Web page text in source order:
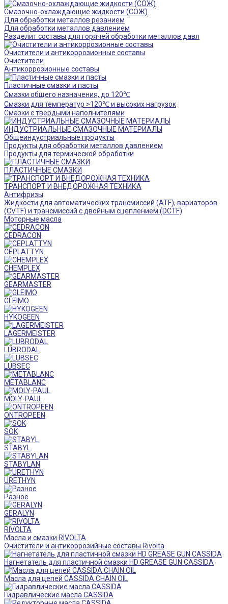
Смазочно-охлаждающие жидкости (СОЖ)
Для обработки металлов резанием
Для обработки металлов давлением
Разделит составы для горячей обработки металлов давл
Очистители и антикоррозионные составы
Очистители
Антикоррозионные составы
Пластичные смазки и пасты
Смазки общего назначения, до 120℃
Смазки для температур >120℃ и высоких нагрузок
Смазки с твердыми наполнителями
ИНДУСТРИАЛЬНЫЕ СМАЗОЧНЫЕ МАТЕРИАЛЫ
Общеиндустриальные продукты
Продукты для обработки металлов давлением
Продукты для термической обработки
ПЛАСТИЧНЫЕ СМАЗКИ
ТРАНСПОРТ И ВНЕДОРОЖНАЯ ТЕХНИКА
Антифризы
Жидкости для автоматических трансмиссий (ATF), вариаторов
(CVTF) и трансмиссий с двойным сцеплением (DCTF)
Моторные масла
CEDRACON
CEPLATTYN
CHEMPLEX
GEARMASTER
GLEIMO
HYKOGEEN
LAGERMEISTER
LUBRODAL
LUBSEC
METABLANC
MOLY-PAUL
ONTROPEEN
SOK
STABYL
STABYLAN
URETHYN
Разное
GERALYN
RIVOLTA
Масла и смазки RIVOLTA
Очистители и антикоррозийные составы Rivolta
Нагнетатель для пластичной смазки HD GREASE GUN CASSIDA
Масла для цепей CASSIDA CHAIN OIL
Гидравлические масла CASSIDA